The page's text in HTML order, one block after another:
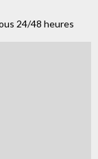
24/48 heures